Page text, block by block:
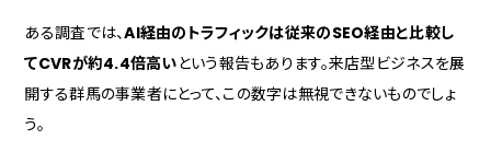
ある調査では、AI経由のトラフィックは従来のSEO経由と比較し
てCVRが約4.4倍高いという報告もあります。来店型ビジネスを展
開する群馬の事業者にとって、この数字は無視できないものでしょ
う。